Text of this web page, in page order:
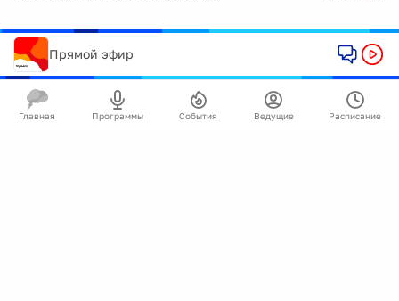
Прямой эфир
Главная Программы События Ведущие Расписание